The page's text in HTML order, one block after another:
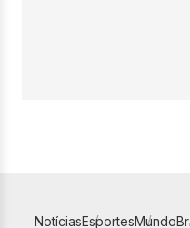
NotíciasEsportesMundo